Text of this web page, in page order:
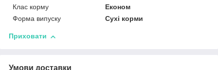
Клас корму
Економ
Форма випуску
Сухі корми
Приховати
Умови доставки